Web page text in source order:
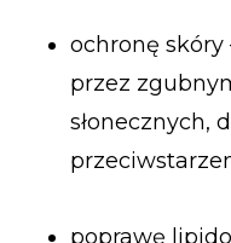
ochronę skóry
przez
słonecznych,
poprawę